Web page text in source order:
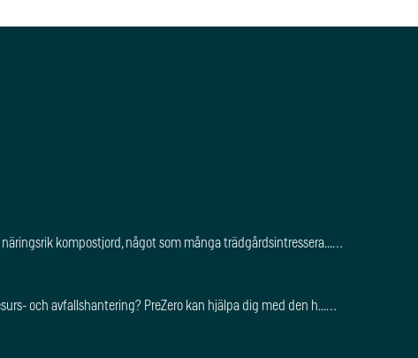
kompostjord, något som många trädgårdsintressera...…
och avfallshantering? PreZero kan hjälpa dig med den h...…